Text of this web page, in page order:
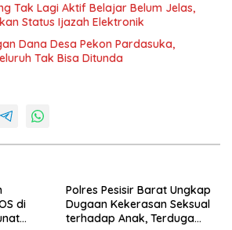
Tak Lagi Aktif Belajar Belum Jelas,
Status Ijazah Elektronik
Dana Desa Pekon Pardasuka,
Tak Bisa Ditunda
di
Polres Pesisir Barat Ungkap
Dugaan Kekerasan Seksual
terhadap Anak, Terduga